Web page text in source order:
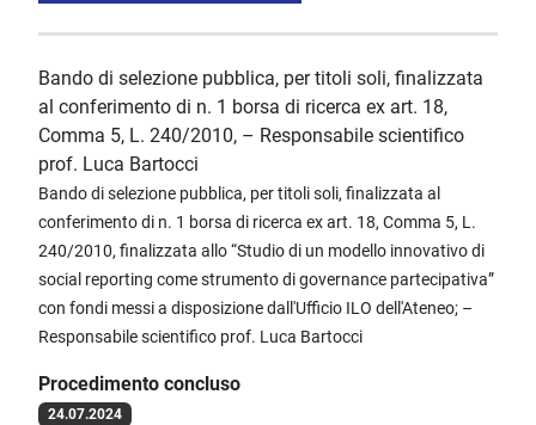
Bando di selezione pubblica, per titoli soli, finalizzata
al conferimento di n. 1 borsa di ricerca ex art. 18,
Comma 5, L. 240/2010, – Responsabile scientifico
prof. Luca Bartocci
Bando di selezione pubblica, per titoli soli, finalizzata al
conferimento di n. 1 borsa di ricerca ex art. 18, Comma 5, L.
240/2010, finalizzata allo “Studio di un modello innovativo di
social reporting come strumento di governance partecipativa”
con fondi messi a disposizione dall'Ufficio ILO dell'Ateneo; –
Responsabile scientifico prof. Luca Bartocci
Procedimento concluso
24.07.2024